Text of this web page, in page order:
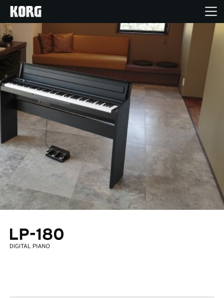
Accueil
Produits
Extras
Evénements
Support
Où acheter ?
News
Lieu